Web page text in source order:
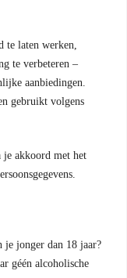
te laten werken,
te verbeteren –
aanbiedingen.
gebruikt volgens
je akkoord met het
je jonger dan 18 jaar?
géén alcoholische